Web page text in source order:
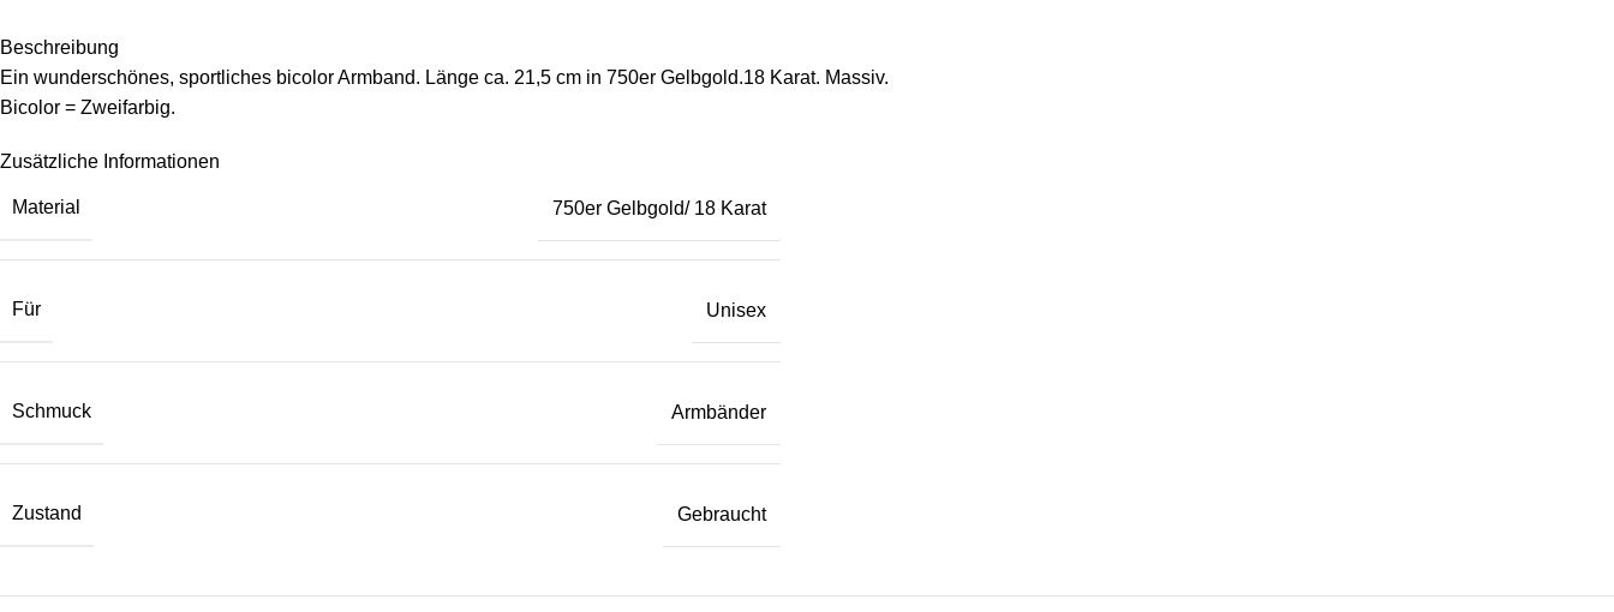
Beschreibung
Ein wunderschönes, sportliches bicolor Armband. Länge ca. 21,5 cm in 750er Gelbgold.18 Karat. Massiv.
Bicolor = Zweifarbig.
Zusätzliche Informationen
Material 750er Gelbgold/ 18 Karat
Für Unisex
Schmuck Armbänder
Zustand Gebraucht